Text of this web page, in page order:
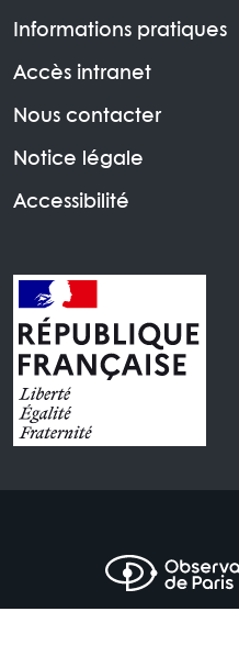
Informations pratiques
Accès intranet
Nous contacter
Notice légale
Accessibilité